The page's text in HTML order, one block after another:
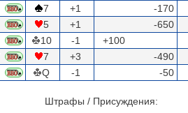
7 +1
-170
5 +1
-650
10 -1
+100
7 +3
-490
Q -1 -50
Штрафы / Присуждения: